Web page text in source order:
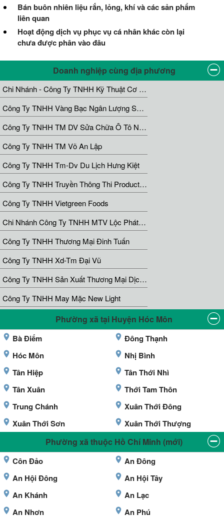
Bán buôn nhiên liệu rắn, lỏng, khí và các sản phẩm
liên quan
Hoạt động dịch vụ phục vụ cá nhân khác còn lại
chưa được phân vào đâu
Doanh nghiệp cùng địa phương
Chi Nhánh - Công Ty TNHH Kỹ Thuật Cơ Khí Tâm Phúc
Công Ty TNHH Vàng Bạc Ngân Lượng Sài Gòn
Công Ty TNHH TM DV Sửa Chữa Ô Tô Nguyễn Nhẫn
Công Ty TNHH TM Võ An Lập
Công Ty TNHH Tm-Dv Du Lịch Hưng Kiệt
Công Ty TNHH Truyền Thông Thi Production
Công Ty TNHH Vietgreen Foods
Chi Nhánh Công Ty TNHH MTV Lộc Phát 68
Công Ty TNHH Thương Mại Đinh Tuấn
Công Ty TNHH Xd-Tm Đại Vũ
Công Ty TNHH Sản Xuất Thương Mại Dịch Vụ Ignis
Công Ty TNHH May Mặc New Light
Phường xã tại Huyện Hóc Môn
Bà Điểm
Đông Thạnh
Hóc Môn
Nhị Bình
Tân Hiệp
Tân Thới Nhì
Tân Xuân
Thới Tam Thôn
Trung Chánh
Xuân Thới Đông
Xuân Thới Sơn
Xuân Thới Thượng
Phường xã thuộc Hồ Chí Minh (mới)
Côn Đảo
An Đông
An Hội Đông
An Hội Tây
An Khánh
An Lạc
An Nhơn
An Phú